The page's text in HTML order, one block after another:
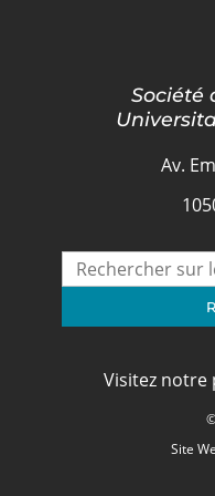
Société
Av.
Visitez notre
Site